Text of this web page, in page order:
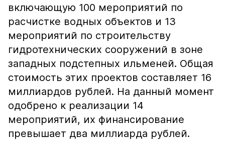
включающую 100 мероприятий по
расчистке водных объектов и 13
мероприятий по строительству
гидротехнических сооружений в зоне
западных подстепных ильменей. Общая
стоимость этих проектов составляет 16
миллиардов рублей. На данный момент
одобрено к реализации 14
мероприятий, их финансирование
превышает два миллиарда рублей.